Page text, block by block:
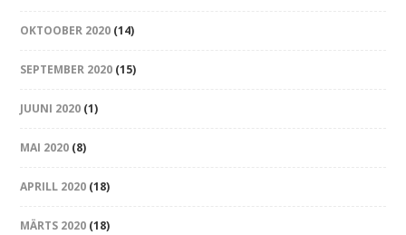
OKTOOBER 2020 (14)
SEPTEMBER 2020 (15)
JUUNI 2020 (1)
MAI 2020 (8)
APRILL 2020 (18)
MÄRTS 2020 (18)